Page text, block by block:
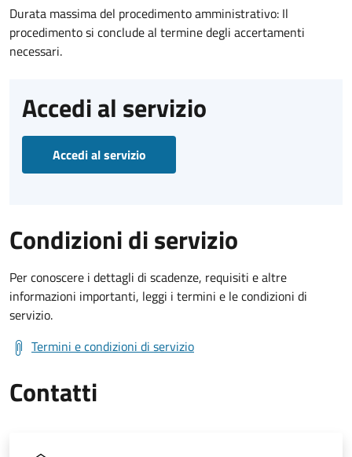
Durata massima del procedimento amministrativo: Il
procedimento si conclude al termine degli accertamenti
necessari.
Accedi al servizio
Accedi al servizio
Condizioni di servizio
Per conoscere i dettagli di scadenze, requisiti e altre
informazioni importanti, leggi i termini e le condizioni di
servizio.
Termini e condizioni di servizio
Contatti